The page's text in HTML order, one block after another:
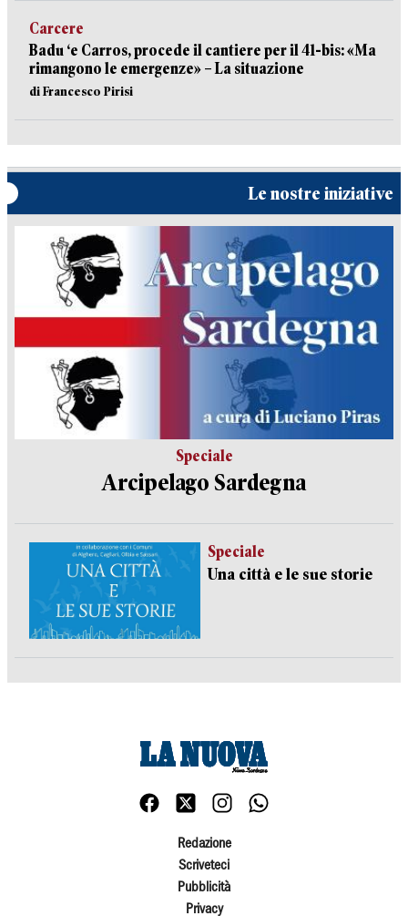
Carcere
Badu ‘e Carros, procede il cantiere per il 41-bis: «Ma
rimangono le emergenze» – La situazione
di Francesco Pirisi
Le nostre iniziative
Speciale
Arcipelago Sardegna
Speciale
Una città e le sue storie
Redazione
Scriveteci
Pubblicità
Privacy